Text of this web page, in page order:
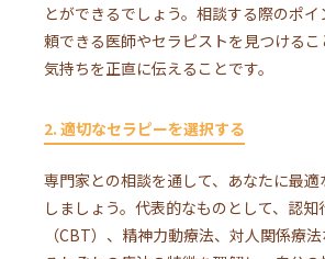
とができるでしょう。相談する際のポ
頼できる医師やセラピストを見つける
気持ちを正直に伝えることです。
2. 適切なセラピーを選択する
専門家との相談を通して、あなたに最
しましょう。代表的なものとして、認知
（CBT）、精神力動療法、対人関係療法